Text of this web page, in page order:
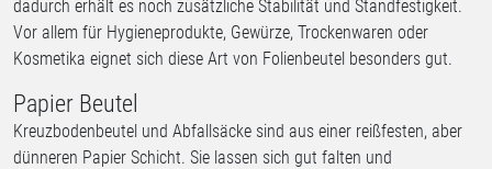
dadurch erhält es noch zusätzliche Stabilität und Standfestigkeit.
Vor allem für Hygieneprodukte, Gewürze, Trockenwaren oder
Kosmetika eignet sich diese Art von Folienbeutel besonders gut.
Papier Beutel
Kreuzbodenbeutel und Abfallsäcke sind aus einer reißfesten, aber
dünneren Papier Schicht. Sie lassen sich gut falten und